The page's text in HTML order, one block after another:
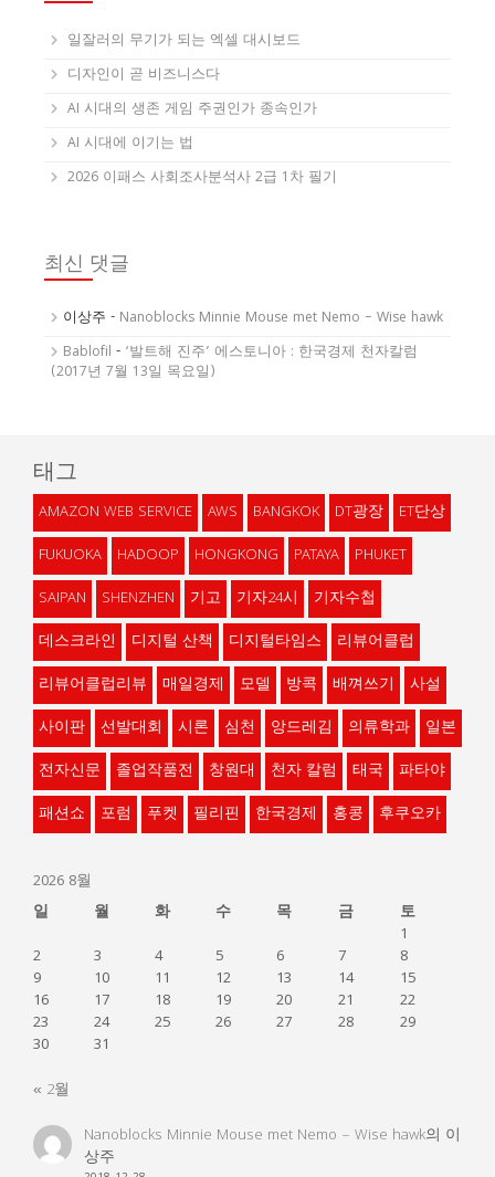
일잘러의 무기가 되는 엑셀 대시보드
디자인이 곧 비즈니스다
AI 시대의 생존 게임 주권인가 종속인가
AI 시대에 이기는 법
2026 이패스 사회조사분석사 2급 1차 필기
최신 댓글
이상주 - Nanoblocks Minnie Mouse met Nemo – Wise hawk
Bablofil - ‘발트해 진주’ 에스토니아 : 한국경제 천자칼럼
(2017년 7월 13일 목요일)
태그
AMAZON WEB SERVICE AWS BANGKOK DT광장
ET단상
FUKUOKA
HADOOP HONGKONG PATAYA
PHUKET
SAIPAN
SHENZHEN 기고 기자24시
기자수첩
데스크라인
디지털 산책 디지털타임스
리뷰어클럽
리뷰어클럽리뷰
매일경제 모델 방콕 배껴쓰기
사설
사이판
선발대회 시론 심천 앙드레김 의류학과
일본
전자신문
졸업작품전 창원대 천자 칼럼 태국
파타야
패션쇼
포럼 푸켓 필리핀 한국경제 홍콩 후쿠오카
2026 8월
일
월 화 수 목 금
토
1
2
3 4 5 6 7
8
9
10 11 12 13 14
15
16
17 18 19 20 21
22
23
24 25 26 27 28
29
30
31
« 2월
Nanoblocks Minnie Mouse met Nemo – Wise hawk의 이
상주